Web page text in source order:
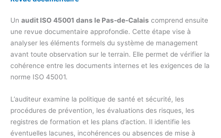
Unaudit ISO 45001 dans le Pas-de-Calais comprend ensuite
une revue documentaire approfondie. Cette étape vise à
analyser les éléments formels du système de management
avant toute observation sur le terrain. Elle permet de vérifier la
cohérence entre les documents internes et les exigences de la
norme ISO 45001.
L’auditeur examine la politique de santé et sécurité, les
procédures de prévention, les évaluations des risques, les
registres de formation et les plans d’action. Il identifie les
éventuelles lacunes, incohérences ou absences de mise à